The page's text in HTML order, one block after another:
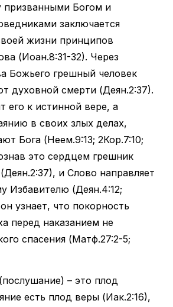
призванными Богом и
заключается
жизни принципов
(Иоан.8:31-32). Через
Божьего грешный человек
духовной смерти (Деян.2:37).
его к истинной вере, а
в своих злых делах,
Бога (Неем.9:13; 2Кор.7:10;
это сердцем грешник
и Слово направляет
Избавителю (Деян.4:12;
узнает, что покорность
перед наказанием не
спасения (Матф.27:2-5;
– это плод
есть плод веры (Иак.2:16),